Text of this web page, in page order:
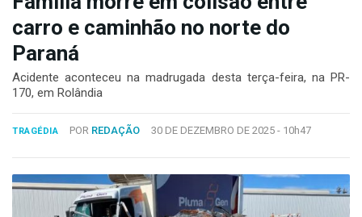
J3NEWS
COLUNAS
2024
Desenvolvido
carro e caminhão no norte do
Paraná
Acidente aconteceu na madrugada desta terça-feira, na PR-
170, em Rolândia
TRAGÉDIA POR REDAÇÃO 30 DE DEZEMBRO DE 2025 - 10h47